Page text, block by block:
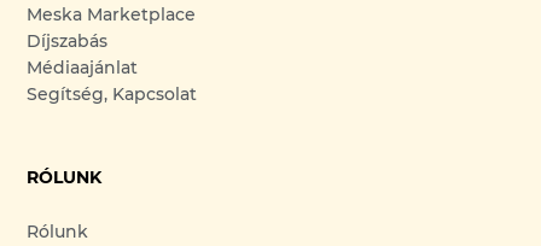
Meska Marketplace
Díjszabás
Médiaajánlat
Segítség, Kapcsolat
RÓLUNK
Rólunk